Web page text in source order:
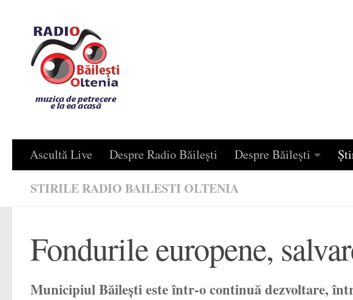
Ascultă Live Despre Radio Băilești Despre Băilești
STIRILE RADIO BAILESTI OLTENIA
Fondurile europene,
Municipiul Băileşti este într-o continuă dezvoltare,